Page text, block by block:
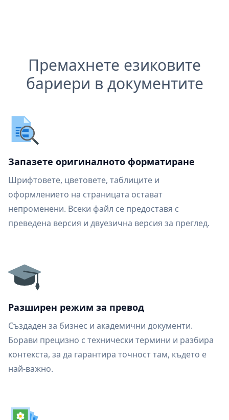
Премахнете езиковите
бариери в документите
Запазете оригиналното форматиране
Шрифтовете, цветовете, таблиците и
оформлението на страницата остават
непроменени. Всеки файл се предоставя с
преведена версия и двуезична версия за преглед.
Разширен режим за превод
Създаден за бизнес и академични документи.
Борави прецизно с технически термини и разбира
контекста, за да гарантира точност там, където е
най-важно.